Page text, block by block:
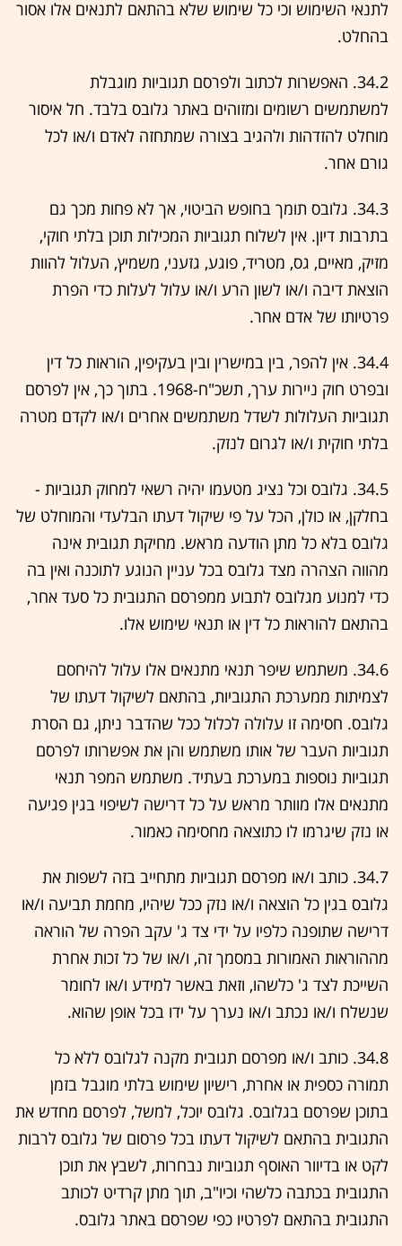
לתנאי השימוש וכי כל שימוש שלא בהתאם לתנאים אלו אסור
בהחלט.
34.2. האפשרות לכתוב ולפרסם תגוביות מוגבלת
למשתמשים רשומים ומזוהים באתר גלובס בלבד. חל איסור
מוחלט להזדהות ולהגיב בצורה שמתחזה לאדם ו/או לכל
גורם אחר.
34.3. גלובס תומך בחופש הביטוי, אך לא פחות מכך גם
בתרבות דיון. אין לשלוח תגוביות המכילות תוכן בלתי חוקי,
מזיק, מאיים, גס, מטריד, פוגע, גזעני, משמיץ, העלול להוות
הוצאת דיבה ו/או לשון הרע ו/או עלול לעלות כדי הפרת
פרטיותו של אדם אחר.
34.4. אין להפר, בין במישרין ובין בעקיפין, הוראות כל דין
ובפרט חוק ניירות ערך, תשכ"ח-1968. בתוך כך, אין לפרסם
תגוביות העלולות לשדל משתמשים אחרים ו/או לקדם מטרה
בלתי חוקית ו/או לגרום לנזק.
34.5. גלובס וכל נציג מטעמו יהיה רשאי למחוק תגוביות -
בחלקן, או כולן, הכל על פי שיקול דעתו הבלעדי והמוחלט של
גלובס בלא כל מתן הודעה מראש. מחיקת תגובית אינה
מהווה הצהרה מצד גלובס בכל עניין הנוגע לתוכנה ואין בה
כדי למנוע מגלובס לתבוע ממפרסם התגובית כל סעד אחר,
בהתאם להוראות כל דין או תנאי שימוש אלו.
34.6. משתמש שיפר תנאי מתנאים אלו עלול להיחסם
לצמיתות ממערכת התגוביות, בהתאם לשיקול דעתו של
גלובס. חסימה זו עלולה לכלול ככל שהדבר ניתן, גם הסרת
תגוביות העבר של אותו משתמש והן את אפשרותו לפרסם
תגוביות נוספות במערכת בעתיד. משתמש המפר תנאי
מתנאים אלו מוותר מראש על כל דרישה לשיפוי בגין פגיעה
או נזק שיגרמו לו כתוצאה מחסימה כאמור.
34.7. כותב ו/או מפרסם תגוביות מתחייב בזה לשפות את
גלובס בגין כל הוצאה ו/או נזק ככל שיהיו, מחמת תביעה ו/או
דרישה שתופנה כלפיו על ידי צד ג' עקב הפרה של הוראה
מההוראות האמורות במסמך זה, ו/או של כל זכות אחרת
השייכת לצד ג' כלשהו, וזאת באשר למידע ו/או לחומר
שנשלח ו/או נכתב ו/או נערך על ידו בכל אופן שהוא.
34.8. כותב ו/או מפרסם תגובית מקנה לגלובס ללא כל
תמורה כספית או אחרת, רישיון שימוש בלתי מוגבל בזמן
בתוכן שפרסם בגלובס. גלובס יוכל, למשל, לפרסם מחדש את
התגובית בהתאם לשיקול דעתו בכל פרסום של גלובס לרבות
לקט או בדיוור האוסף תגוביות נבחרות, לשבץ את תוכן
התגובית בכתבה כלשהי וכיו"ב, תוך מתן קרדיט לכותב
התגובית בהתאם לפרטיו כפי שפרסם באתר גלובס.